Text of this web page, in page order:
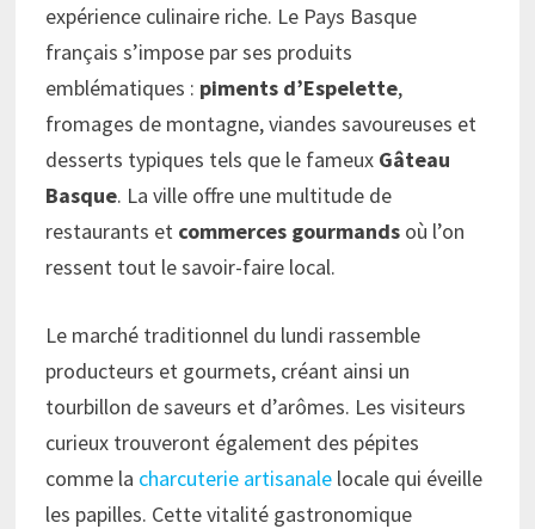
expérience culinaire riche. Le Pays Basque
français s’impose par ses produits
emblématiques : piments d’Espelette,
fromages de montagne, viandes savoureuses et
desserts typiques tels que le fameux Gâteau
Basque. La ville offre une multitude de
restaurants et commerces gourmands où l’on
ressent tout le savoir-faire local.
Le marché traditionnel du lundi rassemble
producteurs et gourmets, créant ainsi un
tourbillon de saveurs et d’arômes. Les visiteurs
curieux trouveront également des pépites
comme la charcuterie artisanale locale qui éveille
les papilles. Cette vitalité gastronomique